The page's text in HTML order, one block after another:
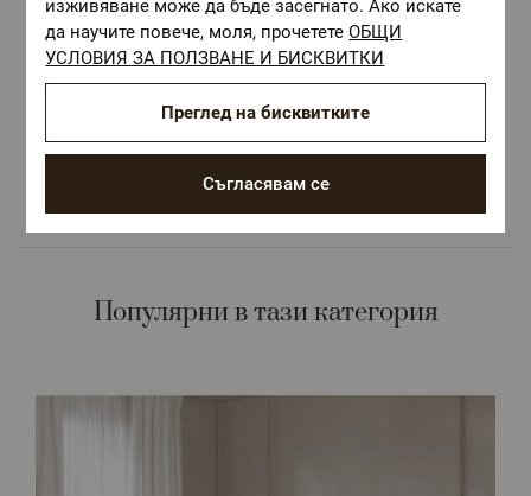
Безплатна доставка над 68 €
ОЕКО-ТЕКС СТАНДАРТ 100
Текстилни материали, безопасни за Вашето
здраве
Популярни в тази категория
изживяване може да бъде засегнато. Ако искате
да научите повече, моля, прочететеОБЩИ
УСЛОВИЯ ЗА ПОЛЗВАНЕ И БИСКВИТКИ
Съгласявам се
Преглед на бисквитките